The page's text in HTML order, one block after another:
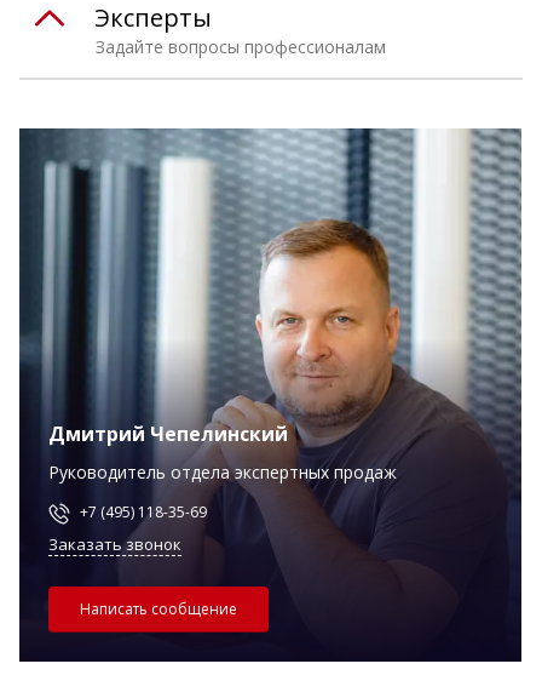
Задайте вопросы профессионалам
Эксперты
Дмитрий Чепелинский
Руководитель отдела экспертных продаж
+7 (495) 118-35-69
Заказать звонок
Написать сообщение